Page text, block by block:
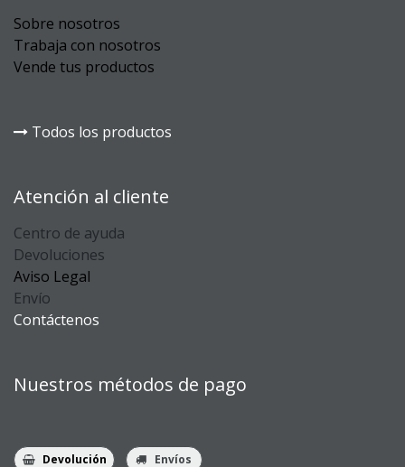
Sobre nosotros
Trabaja con nosotros
Vende tus productos
Todos los productos
Atención al cliente
Centro de ayuda
Devoluciones
Aviso Legal
Envío
Contáctenos
Nuestros métodos de pago
Devolución Envíos